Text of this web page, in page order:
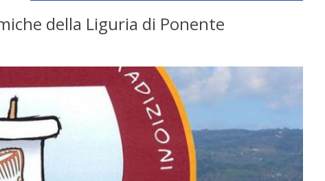
della Liguria di Ponente